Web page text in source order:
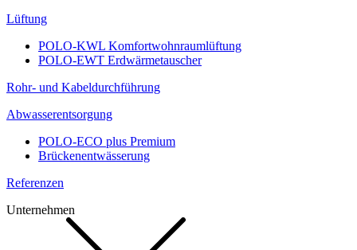
Lüftung
POLO-KWL Komfortwohnraumlüftung
POLO-EWT Erdwärmetauscher
Rohr- und Kabeldurchführung
Abwasserentsorgung
POLO-ECO plus Premium
Brückenentwässerung
Referenzen
Unternehmen